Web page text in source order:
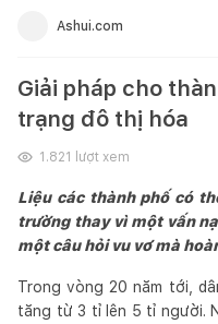
Ashui.com
Giải pháp cho
trạng đô thị hóa
1.821 lượt xem
Liệu các thành phố có
trường thay vì một vấn
một câu hỏi vu vơ mà
Trong vòng 20 năm tới,
tăng từ 3 tỉ lên 5 tỉ người.